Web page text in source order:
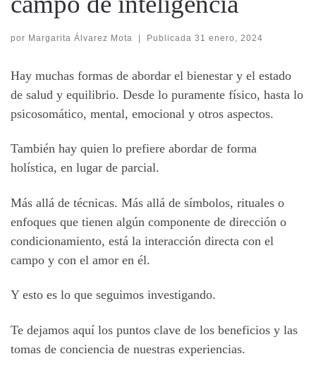
por Margarita Álvarez Mota | Publicada 31 enero, 2024
Hay muchas formas de abordar el bienestar y el estado
de salud y equilibrio. Desde lo puramente físico, hasta lo
psicosomático, mental, emocional y otros aspectos.
También hay quien lo prefiere abordar de forma
holística, en lugar de parcial.
Más allá de técnicas. Más allá de símbolos, rituales o
enfoques que tienen algún componente de dirección o
condicionamiento, está la interacción directa con el
campo y con el amor en él.
Y esto es lo que seguimos investigando.
Te dejamos aquí los puntos clave de los beneficios y las
tomas de conciencia de nuestras experiencias.